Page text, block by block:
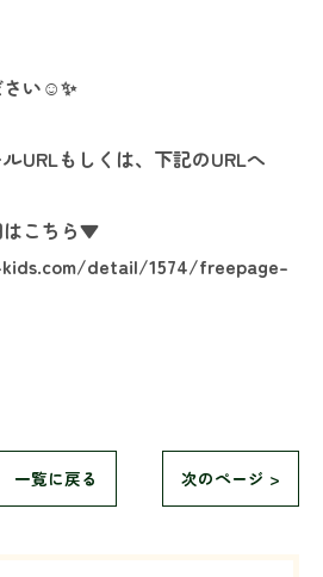
さい☺✨
URLもしくは、下記のURLへ
こちら▼
detail/1574/freepage-
一覧に戻る 次のページ >